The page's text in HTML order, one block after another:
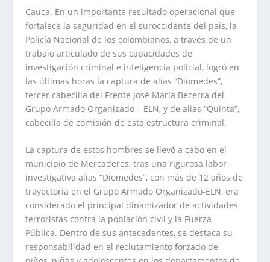
Cauca. En un importante resultado operacional que
fortalece la seguridad en el suroccidente del país, la
Policía Nacional de los colombianos, a través de un
trabajo articulado de sus capacidades de
investigación criminal e inteligencia policial, logró en
las últimas horas la captura de alias “Diomedes”,
tercer cabecilla del Frente José María Becerra del
Grupo Armado Organizado – ELN, y de alias “Quinta”,
cabecilla de comisión de esta estructura criminal.
La captura de estos hombres se llevó a cabo en el
municipio de Mercaderes, tras una rigurosa labor
investigativa alias “Diomedes”, con más de 12 años de
trayectoria en el Grupo Armado Organizado-ELN, era
considerado el principal dinamizador de actividades
terroristas contra la población civil y la Fuerza
Pública. Dentro de sus antecedentes, se destaca su
responsabilidad en el reclutamiento forzado de